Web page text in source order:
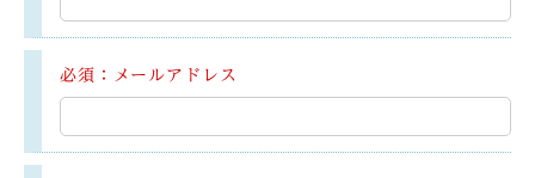
必須：メールアドレス